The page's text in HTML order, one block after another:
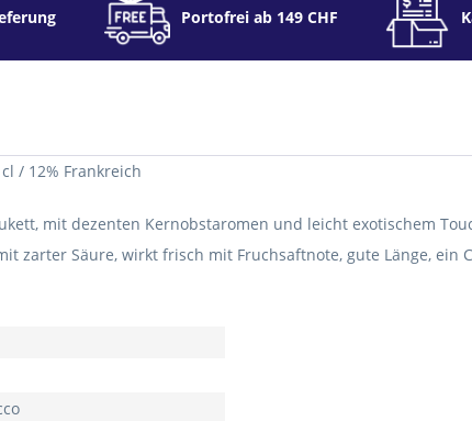
Portofrei ab 149 CHF
/ 12% Frankreich
mit dezenten Kernobstaromen und leicht exotischem
zarter Säure, wirkt frisch mit Fruchsaftnote, gute Länge, ein